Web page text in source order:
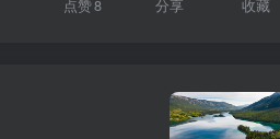
点赞8 分享 收藏